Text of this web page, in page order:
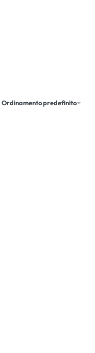
Ordinamento predefinito